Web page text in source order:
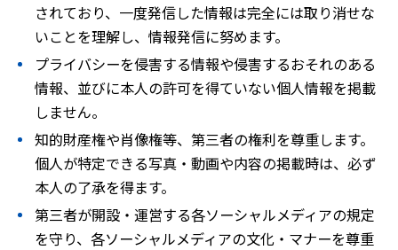
されており、一度発信した情報は完全には取り消せな
いことを理解し、情報発信に努めます。
プライバシーを侵害する情報や侵害するおそれのある
情報、並びに本人の許可を得ていない個人情報を掲載
しません。
知的財産権や肖像権等、第三者の権利を尊重します。
個人が特定できる写真・動画や内容の掲載時は、必ず
本人の了承を得ます。
第三者が開設・運営する各ソーシャルメディアの規定
を守り、各ソーシャルメディアの文化・マナーを尊重